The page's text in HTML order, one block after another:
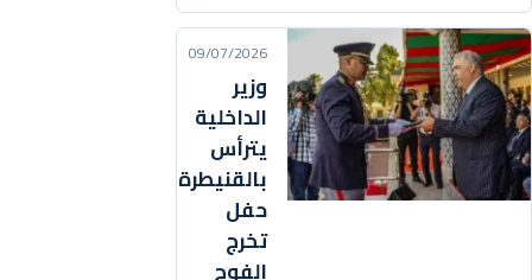
09/07/2026
وزير
الداخلية
يترأس
بالقنيطرة
حفل
تخرج
الفوج